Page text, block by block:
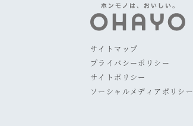
サイトマップ
プライバシーポリシー
サイトポリシー
ソーシャルメディアポリシー